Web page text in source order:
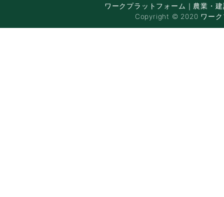
ワークプラットフォーム｜農業・
Copyright © 2020 ワーク